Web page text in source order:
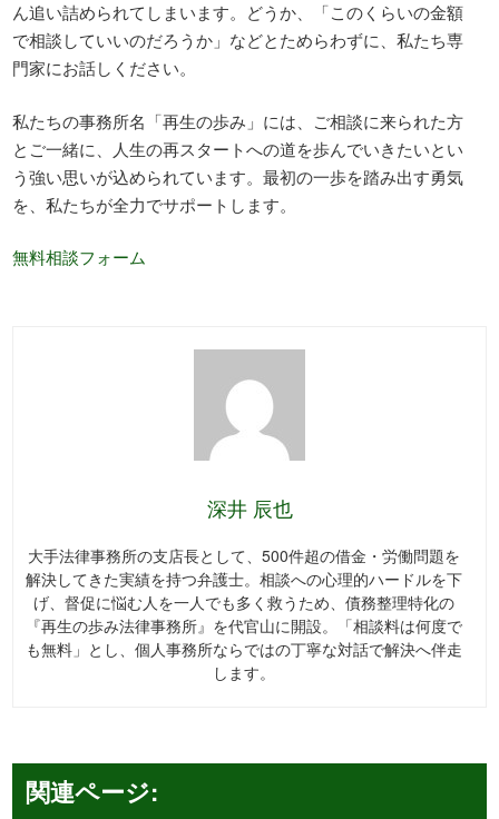
ん追い詰められてしまいます。どうか、「このくらいの金額
で相談していいのだろうか」などとためらわずに、私たち専
門家にお話しください。
私たちの事務所名「再生の歩み」には、ご相談に来られた方
とご一緒に、人生の再スタートへの道を歩んでいきたいとい
う強い思いが込められています。最初の一歩を踏み出す勇気
を、私たちが全力でサポートします。
無料相談フォーム
深井 辰也
大手法律事務所の支店長として、500件超の借金・労働問題を
解決してきた実績を持つ弁護士。相談への心理的ハードルを下
げ、督促に悩む人を一人でも多く救うため、債務整理特化の
『再生の歩み法律事務所』を代官山に開設。「相談料は何度で
も無料」とし、個人事務所ならではの丁寧な対話で解決へ伴走
します。
関連ページ: